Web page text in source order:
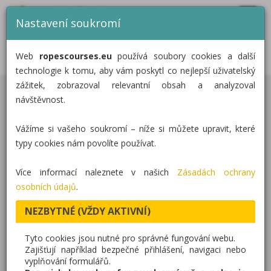
KATEGORIE
KONTAKT
LANÁČEK V ZOO OLOMOUC
Všechny děti i dospělí, kteří navštíví v příštích dnech
Lanáček je hotový a je ještě větší než dříve.
dominuje velký včelí úl plný okýnek se sítěmi, kam si
děti můžou vlézt a pozorovat ostatní děti, nebo
okolní vesnice jako na dlani. Ve včelím úlu si
dobrodružstvím třeba také na síti umístěné v
podlaze.
Nastavení soukromí
Web ropescourses.eupoužívá soubory cookies a další
technologie k tomu, aby vám poskytl co nejlepší uživatelský
zážitek, zobrazoval relevantní obsah a analyzoval
návštěvnost.
Vážíme si vašeho soukromí – níže si můžete upravit, které
typy cookies nám povolíte používat.
Více informací naleznete v našich Zásadách ochrany
osobních údajů.
NEZBYTNÉ (VŽDY AKTIVNÍ)
Tyto cookies jsou nutné pro správné fungování webu.
Zajišťují například bezpečné přihlášení, navigaci nebo
vyplňování formulářů.